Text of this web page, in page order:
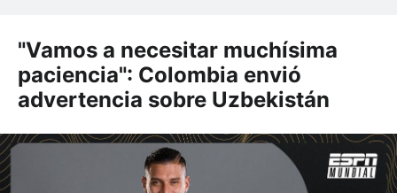
"Vamos a necesitar muchísima
paciencia": Colombia envió
advertencia sobre Uzbekistán